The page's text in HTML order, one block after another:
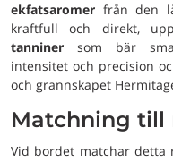
ekfatsaromer från den
kraftfull och direkt,
tanniner som bär
intensitet och precision
och grannskapet
Matchning till
Vid bordet matchar detta